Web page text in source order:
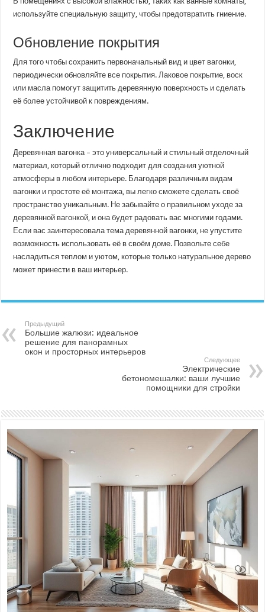
используйте специальную защиту, чтобы предотвратить гниение.
Обновление покрытия
Для того чтобы сохранить первоначальный вид и цвет вагонки,
периодически обновляйте все покрытия. Лаковое покрытие, воск
или масла помогут защитить деревянную поверхность и сделать
её более устойчивой к повреждениям.
Заключение
Деревянная вагонка – это универсальный и стильный отделочный
материал, который отлично подходит для создания уютной
атмосферы в любом интерьере. Благодаря различным видам
вагонки и простоте её монтажа, вы легко сможете сделать своё
пространство уникальным. Не забывайте о правильном уходе за
деревянной вагонкой, и она будет радовать вас многими годами.
Если вас заинтересовала тема деревянной вагонки, не упустите
возможность использовать её в своём доме. Позвольте себе
насладиться теплом и уютом, которые только натуральное дерево
может принести в ваш интерьер.
Предыдущий
Большие жалюзи: идеальное
решение для панорамных
окон и просторных интерьеров
Следующее
Электрические
бетономешалки: ваши лучшие
помощники для стройки